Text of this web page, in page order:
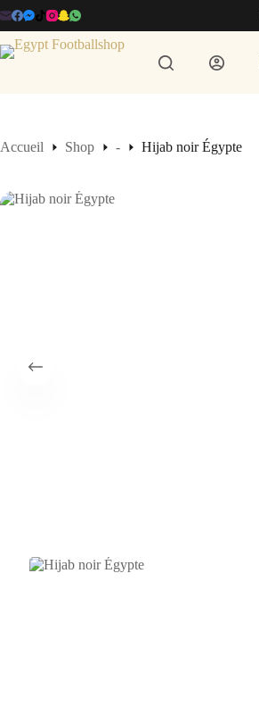
Passer
au
contenu
Accueil Shop - Hijab noir Égypte